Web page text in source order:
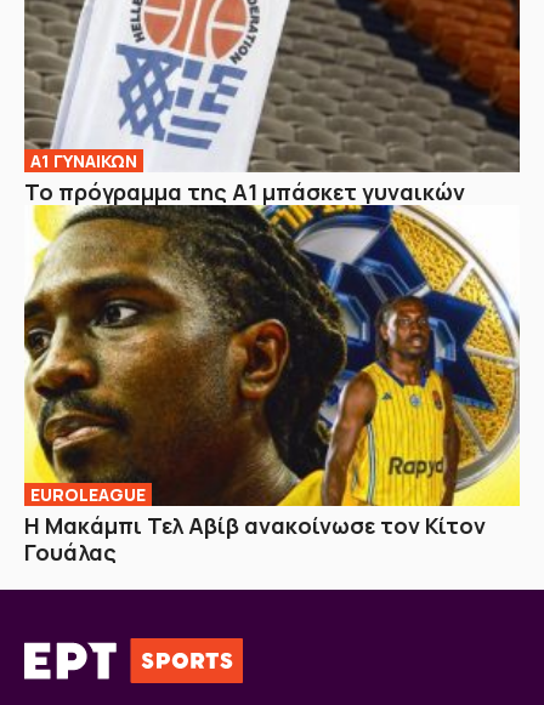
Α1 ΓΥΝΑΙΚΩΝ
Το πρόγραμμα της Α1 μπάσκετ γυναικών
EUROLEAGUE
Η Μακάμπι Τελ Αβίβ ανακοίνωσε τον Κίτον
Γουάλας